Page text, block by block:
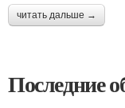
читать дальше →
Последние